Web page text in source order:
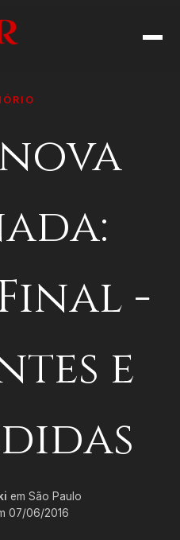
-
e
em São Paulo
07/06/2016